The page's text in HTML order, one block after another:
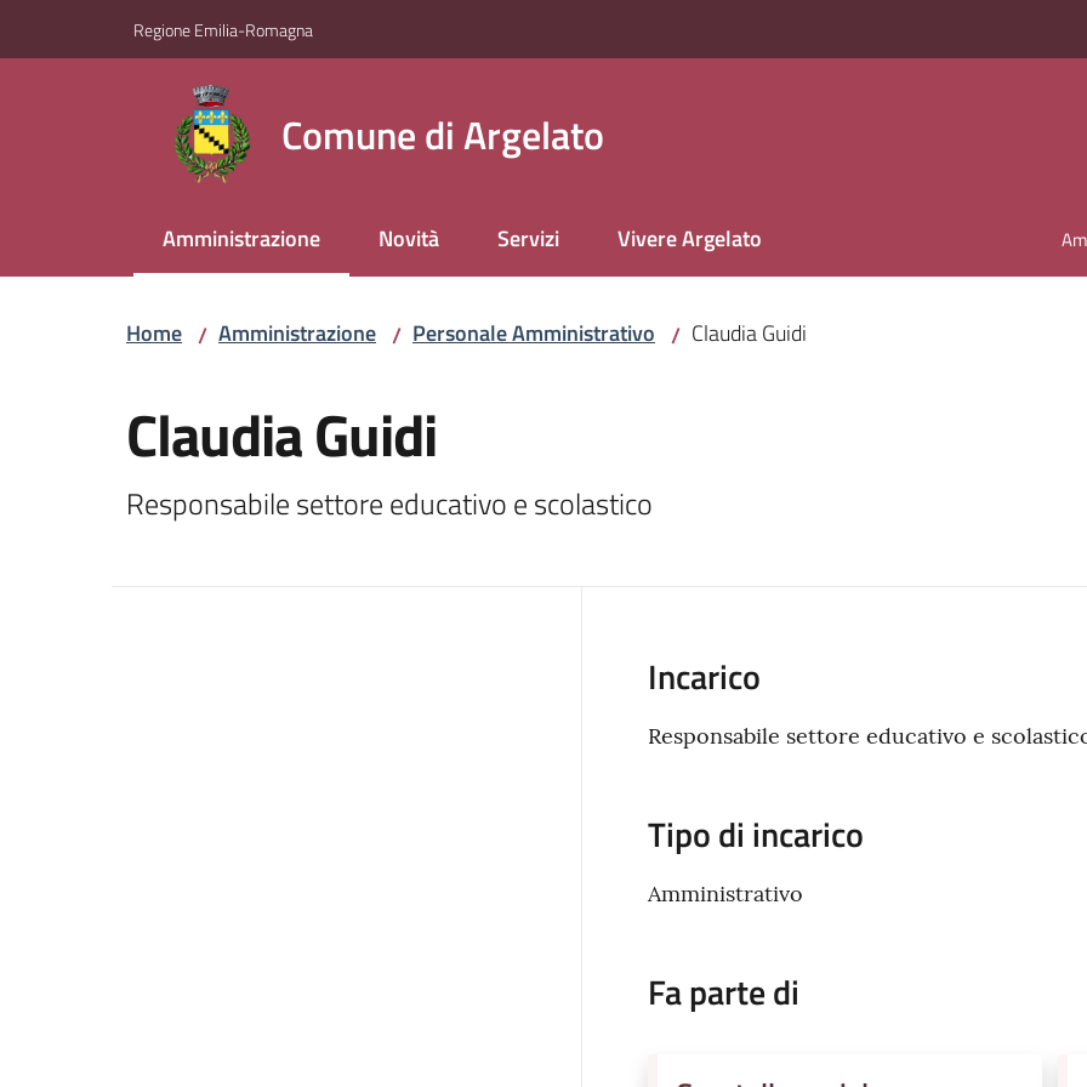
Regione Emilia-Romagna
Comune di Argelato
Amministrazione
Menu selezionato Novità Servizi Vivere Argelato
Home / Amministrazione / Personale Amministrativo / Claudia Guidi
Claudia Guidi
Responsabile settore educativo e scolastico
Incarico
Responsabile settore educativo e
Tipo di incarico
Amministrativo
Fa parte di